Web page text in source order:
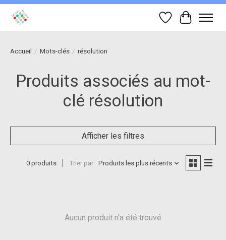
Liste dePanier
Accueil / Mots-clés / résolution
Produits associés au mot-
clé résolution
Afficher les filtres
0 produits Trier par Produits les plus récents
Aucun produit n'a été trouvé